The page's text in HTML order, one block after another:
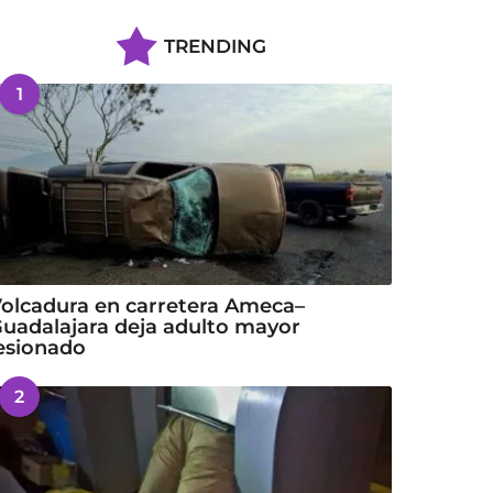
TRENDING
1
en carretera Ameca–
deja adulto mayor
2